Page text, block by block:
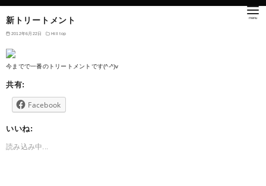
新トリートメント
2012年6月22日 Hill top
今までで一番のトリートメントです(^-^)v
共有:
Facebook
いいね:
読み込み中...